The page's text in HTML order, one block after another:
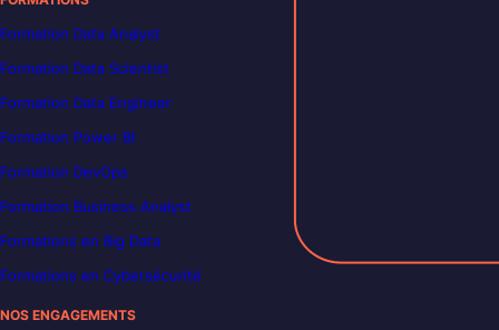
Formation Data Analyst
Formation Data Scientist
Formation Data Engineer
Formation Power BI
Formation DevOps
Formation Business Analyst
Formations en Big Data
Formations en Cybersécurité
NOS ENGAGEMENTS